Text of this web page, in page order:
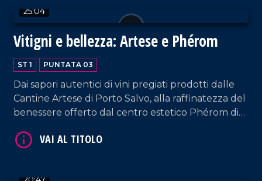
25:04
Vitigni e bellezza: Artese e Phérom
ST 1 PUNTATA 03
Dai sapori autentici di vini pregiati prodotti dalle
Cantine Artese di Porto Salvo, alla raffinatezza del
benessere offerto dal centro estetico Phérom di